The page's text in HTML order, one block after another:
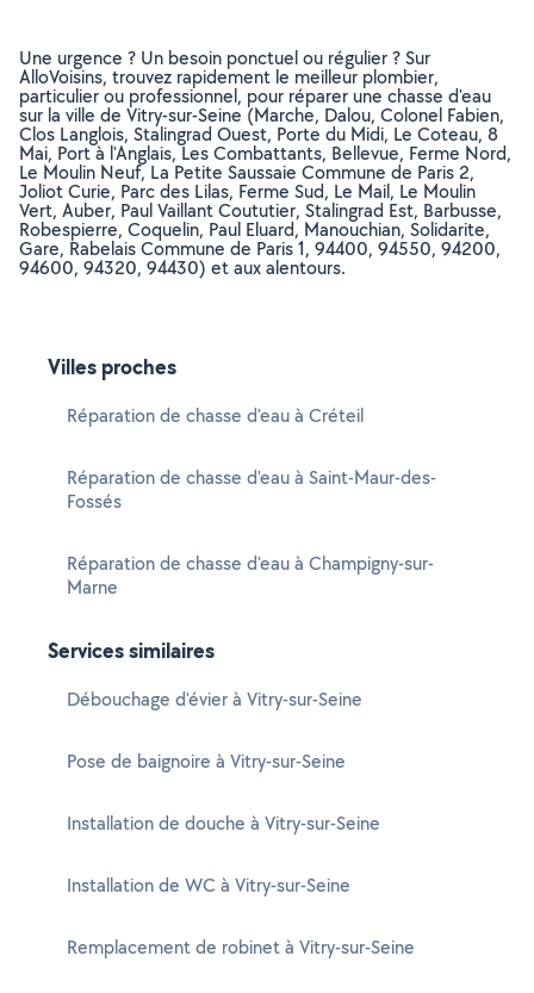
Une urgence ? Un besoin ponctuel ou régulier ? Sur
AlloVoisins, trouvez rapidement le meilleur plombier,
particulier ou professionnel, pour réparer une chasse d'eau
sur la ville de Vitry-sur-Seine (Marche, Dalou, Colonel Fabien,
Clos Langlois, Stalingrad Ouest, Porte du Midi, Le Coteau, 8
Mai, Port à l'Anglais, Les Combattants, Bellevue, Ferme Nord,
Le Moulin Neuf, La Petite Saussaie Commune de Paris 2,
Joliot Curie, Parc des Lilas, Ferme Sud, Le Mail, Le Moulin
Vert, Auber, Paul Vaillant Coututier, Stalingrad Est, Barbusse,
Robespierre, Coquelin, Paul Eluard, Manouchian, Solidarite,
Gare, Rabelais Commune de Paris 1, 94400, 94550, 94200,
94600, 94320, 94430) et aux alentours.
Villes proches
Réparation de chasse d'eau à Créteil
Réparation de chasse d'eau à Saint-Maur-des-
Fossés
Réparation de chasse d'eau à Champigny-sur-
Marne
Services similaires
Débouchage d'évier à Vitry-sur-Seine
Pose de baignoire à Vitry-sur-Seine
Installation de douche à Vitry-sur-Seine
Installation de WC à Vitry-sur-Seine
Remplacement de robinet à Vitry-sur-Seine